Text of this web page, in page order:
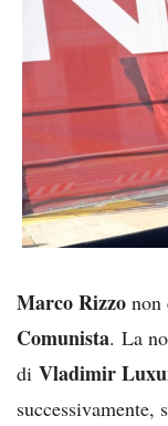
Marco Rizzo non
Comunista. La
di Vladimir
successivamente,